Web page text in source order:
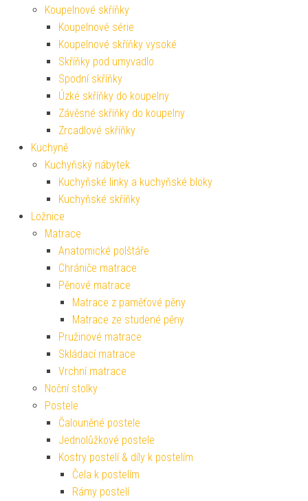
Koupelnové skříňky
Koupelnové série
Koupelnové skříňky vysoké
Skříňky pod umyvadlo
Spodní skříňky
Úzké skříňky do koupelny
Závěsné skříňky do koupelny
Zrcadlové skříňky
Kuchyně
Kuchyňský nábytek
Kuchyňské linky a kuchyňské bloky
Kuchyňské skříňky
Ložnice
Matrace
Anatomické polštáře
Chrániče matrace
Pěnové matrace
Matrace z paměťové pěny
Matrace ze studené pěny
Pružinové matrace
Skládací matrace
Vrchní matrace
Noční stolky
Postele
Čalouněné postele
Jednolůžkové postele
Kostry postelí & díly k postelím
Čela k postelím
Rámy postelí